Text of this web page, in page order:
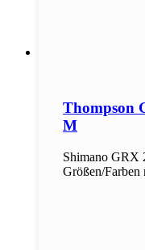
Thompson
M
Shimano GRX
Größen/Farben